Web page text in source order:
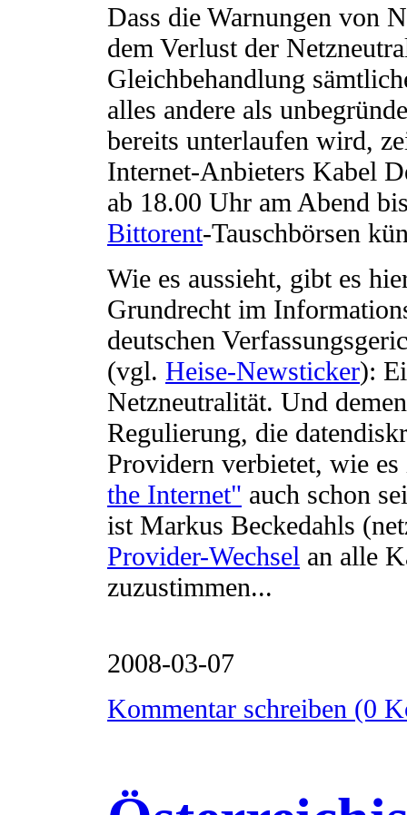
Dass die Warnungen von
dem Verlust der
Gleichbehandlung
alles andere als
bereits unterlaufen wird,
Internet-Anbieters Kabel
ab 18.00 Uhr am Abend
Bittorent-Tauschbörsen
Wie es aussieht, gibt es
Grundrecht im
deutschen
(vgl. Heise-Newsticker):
Netzneutralität. Und
Regulierung, die
Providern verbietet, wie
the Internet" auch schon
ist Markus Beckedahls
Provider-Wechsel an alle
zuzustimmen...
2008-03-07
Kommentar schreiben (0